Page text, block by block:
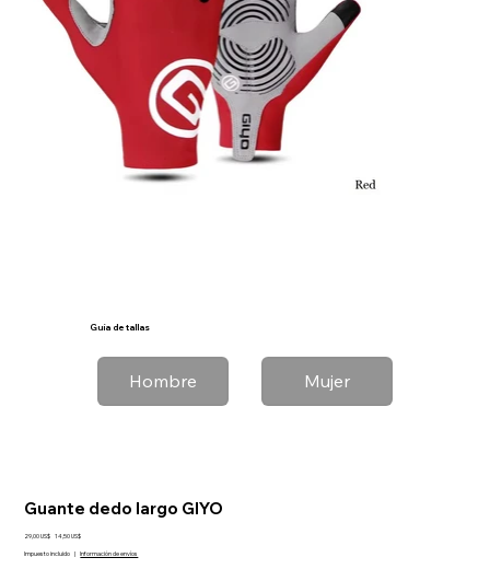
Guante dedo largo GIYO
Precio
original
29,00 US$
Precio
de
oferta
14,50 US$
Impuesto incluido Información de envíos
Hombre Mujer
Guía de tallas